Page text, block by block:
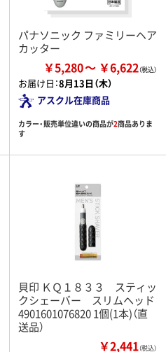
パナソニック ファミリーヘア
カッター
￥5,280 ￥6,622
お届け日：8月13日（木）
アスクル在庫商品
カラー・販売単位違いの商品が2商品ありま
す
貝印 ＫＱ１８３３ スティッ
クシェーバー スリムヘッド
4901601076820 1個(1本)（直
送品）
￥2,441（税込）